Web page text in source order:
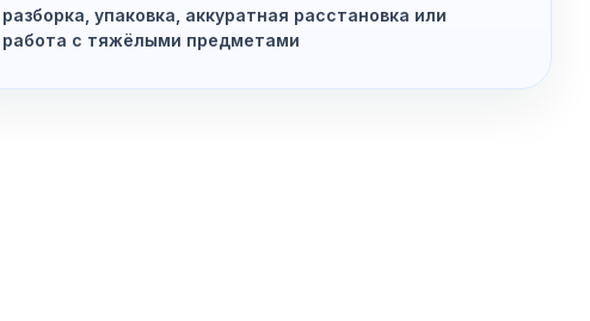
разборка, упаковка, аккуратная расстановка или
работа с тяжёлыми предметами